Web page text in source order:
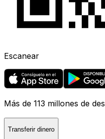
Escanear
Más de 113 millones de
Transferir dinero